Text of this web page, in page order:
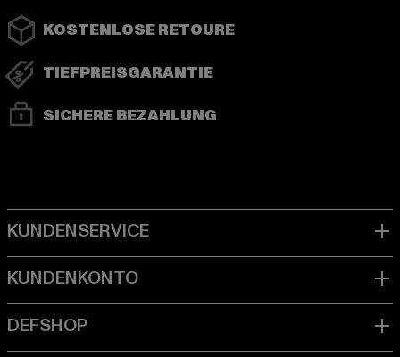
KOSTENLOSE RETOURE
TIEFPREISGARANTIE
SICHERE BEZAHLUNG